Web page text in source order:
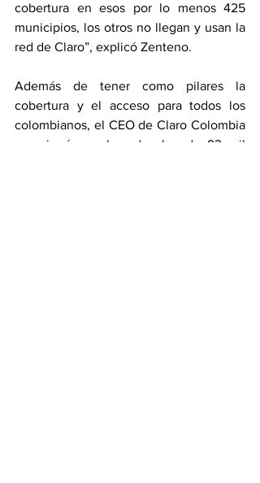
cobertura en esos por lo menos 425
municipios, los otros no llegan y usan la
red de Claro”, explicó Zenteno.
Además de tener como pilares la
cobertura y el acceso para todos los
colombianos, el CEO de Claro Colombia
mencionó que han desplegado 93 mil